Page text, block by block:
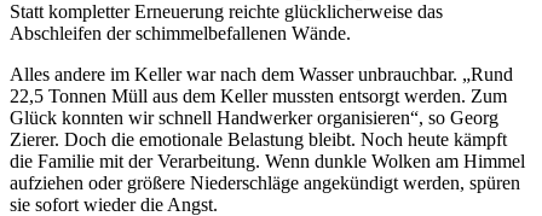
Statt kompletter Erneuerung reichte glücklicherweise das
Abschleifen der schimmelbefallenen Wände.
Alles andere im Keller war nach dem Wasser unbrauchbar. „Rund
22,5 Tonnen Müll aus dem Keller mussten entsorgt werden. Zum
Glück konnten wir schnell Handwerker organisieren“, so Georg
Zierer. Doch die emotionale Belastung bleibt. Noch heute kämpft
die Familie mit der Verarbeitung. Wenn dunkle Wolken am Himmel
aufziehen oder größere Niederschläge angekündigt werden, spüren
sie sofort wieder die Angst.